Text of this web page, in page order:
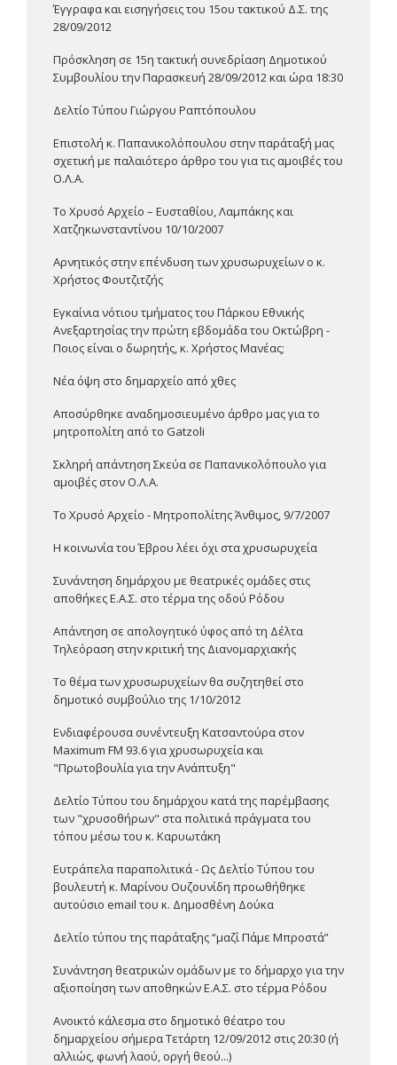
Έγγραφα και εισηγήσεις του 15ου τακτικού Δ.Σ. της
28/09/2012
Πρόσκληση σε 15η τακτική συνεδρίαση Δημοτικού
Συμβουλίου την Παρασκευή 28/09/2012 και ώρα 18:30
Δελτίο Τύπου Γιώργου Ραπτόπουλου
Επιστολή κ. Παπανικολόπουλου στην παράταξή μας
σχετική με παλαιότερο άρθρο του για τις αμοιβές του
Ο.Λ.Α.
Το Χρυσό Αρχείο – Ευσταθίου, Λαμπάκης και
Χατζηκωνσταντίνου 10/10/2007
Αρνητικός στην επένδυση των χρυσωρυχείων ο κ.
Χρήστος Φουτζιτζής
Εγκαίνια νότιου τμήματος του Πάρκου Εθνικής
Ανεξαρτησίας την πρώτη εβδομάδα του Οκτώβρη -
Ποιος είναι ο δωρητής, κ. Χρήστος Μανέας;
Νέα όψη στο δημαρχείο από χθες
Αποσύρθηκε αναδημοσιευμένο άρθρο μας για το
μητροπολίτη από το Gatzoli
Σκληρή απάντηση Σκεύα σε Παπανικολόπουλο για
αμοιβές στον Ο.Λ.Α.
Το Χρυσό Αρχείο - Μητροπολίτης Άνθιμος, 9/7/2007
Η κοινωνία του Έβρου λέει όχι στα χρυσωρυχεία
Συνάντηση δημάρχου με θεατρικές ομάδες στις
αποθήκες Ε.Α.Σ. στο τέρμα της οδού Ρόδου
Απάντηση σε απολογητικό ύφος από τη Δέλτα
Τηλεόραση στην κριτική της Διανομαρχιακής
Το θέμα των χρυσωρυχείων θα συζητηθεί στο
δημοτικό συμβούλιο της 1/10/2012
Ενδιαφέρουσα συνέντευξη Κατσαντούρα στον
Maximum FM 93.6 για χρυσωρυχεία και
"Πρωτοβουλία για την Ανάπτυξη"
Δελτίο Τύπου του δημάρχου κατά της παρέμβασης
των "χρυσοθήρων" στα πολιτικά πράγματα του
τόπου μέσω του κ. Καρυωτάκη
Ευτράπελα παραπολιτικά - Ως Δελτίο Τύπου του
βουλευτή κ. Μαρίνου Ουζουνίδη προωθήθηκε
αυτούσιο email του κ. Δημοσθένη Δούκα
Δελτίο τύπου της παράταξης “μαζί Πάμε Μπροστά”
Συνάντηση θεατρικών ομάδων με το δήμαρχο για την
αξιοποίηση των αποθηκών Ε.Α.Σ. στο τέρμα Ρόδου
Ανοικτό κάλεσμα στο δημοτικό θέατρο του
δημαρχείου σήμερα Τετάρτη 12/09/2012 στις 20:30 (ή
αλλιώς, φωνή λαού, οργή θεού...)